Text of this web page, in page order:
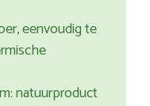
eenvoudig te
natuurproduct